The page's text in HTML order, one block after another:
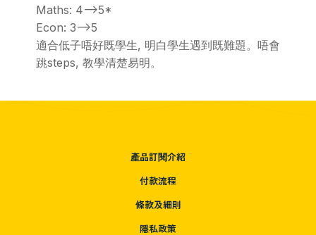
Maths: 4-->5*
Econ: 3-->5
適合低子唔好既學生, 明白學生遇到既難題。唔會
跳steps, 教學清楚易明。
產品訂閱介紹
付款流程
條款及細則
隱私政策